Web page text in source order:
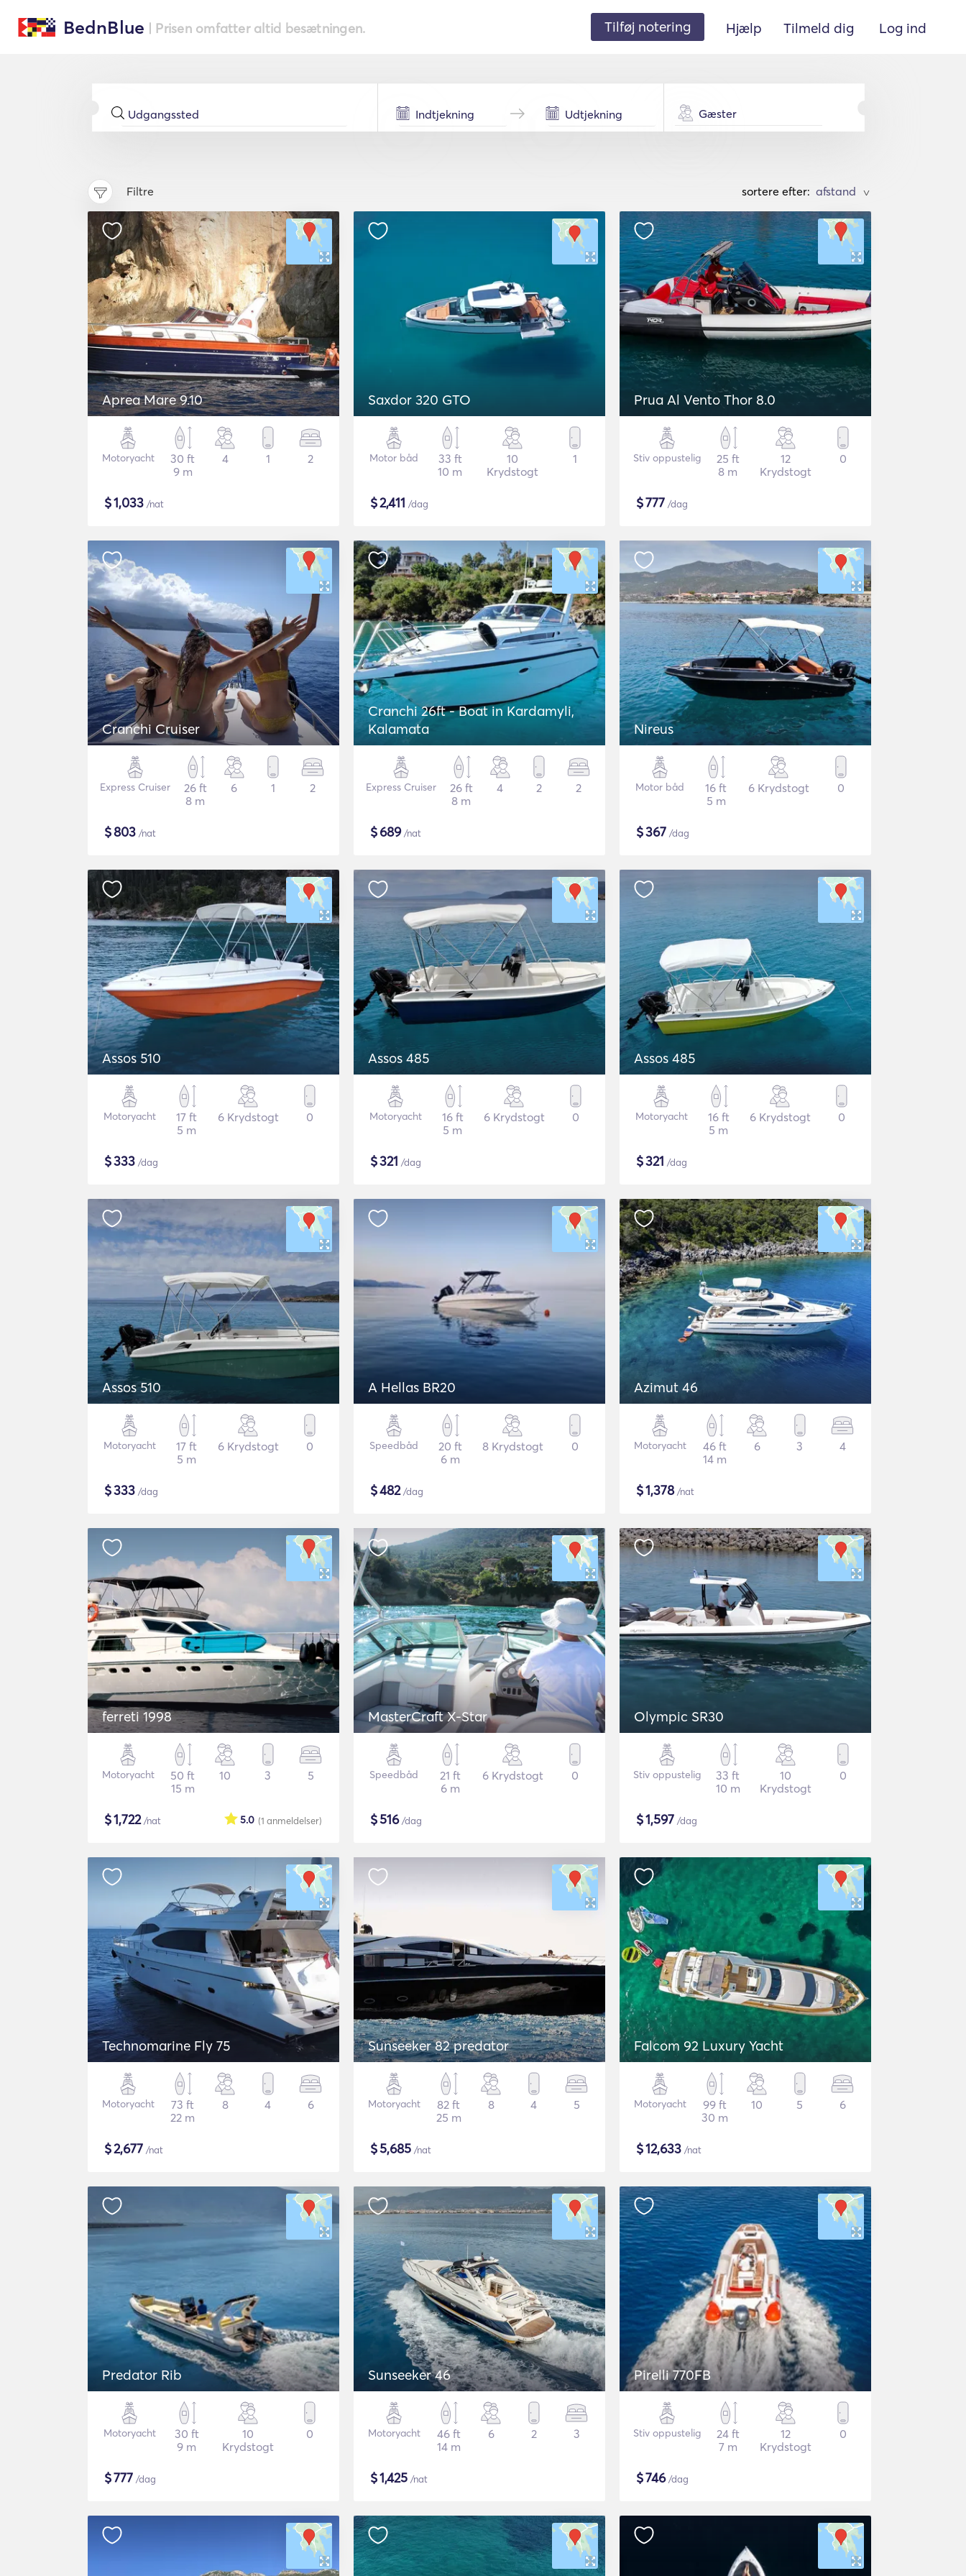
BednBlue | Prisen omfatter altid besætningen. Tilføj notering Hjælp Tilmeld dig Log ind
Gæster
Filtre sortere efter: >
Aprea Mare 9.10
Motoryacht
30 ft
9 m
4 1 2
$1,033 /nat
Saxdor 320 GTO
Motor båd
33 ft
10 m
10
Krydstogt
1
$2,411 /dag
Prua Al Vento Thor 8.0
Stiv oppustelig
25 ft
8 m
12
Krydstogt
0
$777 /dag
Cranchi Cruiser
Express Cruiser
26 ft
8 m
6 1 2
$803 /nat
Cranchi 26ft - Boat in Kardamyli,
Kalamata
Express Cruiser
26 ft
8 m
4 2 2
$689/nat
Nireus
Motor båd
16 ft
5 m
6 Krydstogt 0
$367 /dag
Assos 510
Motoryacht
17 ft
5 m
6 Krydstogt 0
$333 /dag
Assos 485
Motoryacht
16 ft
5 m
6 Krydstogt 0
$321 /dag
Assos 485
Motoryacht
16 ft
5 m
6 Krydstogt 0
$321 /dag
Assos 510
Motoryacht
17 ft
5 m
6 Krydstogt 0
$333 /dag
A Hellas BR20
Speedbåd
20 ft
6 m
8 Krydstogt 0
$482/dag
Azimut 46
Motoryacht
46 ft
14 m
6 3 4
$1,378/nat
ferreti 1998
Motoryacht
50 ft
15 m
10 3 5
$1,722/nat (1 anmeldelser)
5.0
MasterCraft X-Star
Speedbåd
21 ft
6 m
6 Krydstogt 0
$516/dag
Olympic SR30
Stiv oppustelig
33 ft
10 m
10
Krydstogt
0
$1,597 /dag
Technomarine Fly 75
Motoryacht
73 ft
22 m
8 4 6
$2,677 /nat
Sunseeker 82 predator
Motoryacht
82 ft
25 m
8 4 5
$5,685 /nat
Falcom 92 Luxury Yacht
Motoryacht
99 ft
30 m
10 5 6
$12,633 /nat
Predator Rib
Motoryacht
30 ft
9 m
10
Krydstogt
0
$777 /dag
Sunseeker 46
Motoryacht
46 ft
14 m
6 2 3
$1,425 /nat
Pirelli 770FB
Stiv oppustelig
24 ft
7 m
12
Krydstogt
0
$746/dag